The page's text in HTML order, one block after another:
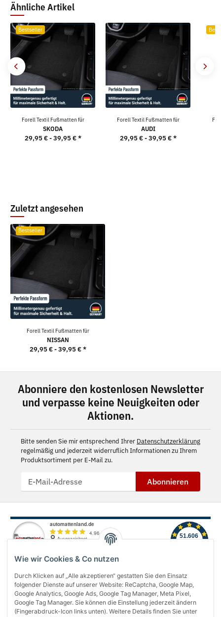
Wie wir Cookies & Co nutzen
Durch Klicken auf „Alle akzeptieren“ gestatten Sie den Einsatz
folgender Dienste auf unserer Website: ReCaptcha, Google Map,
Google Analytics, Google Ads, Google Tag Manager, Meta Pixel,
Google Tag Manager. Sie können die Einstellung jederzeit ändern
(Fingerabdruck-Icon links unten). Weitere Details finden Sie unter
Ähnliche Artikel
Bestseller
Forell Textil Fußmatten für
SKODA
29,95 € -39,95 €*
Forell Textil Fußmatten für
AUDI
29,95 € -39,95 €*
Zuletzt angesehen
Bestseller
Forell Textil Fußmatten für
NISSAN
29,95 € -39,95 €*
Abonniere den kostenlosen Newsletter
und verpasse keine Neuigkeiten oder
Aktionen.
Bitte senden Sie mir entsprechend Ihrer Datenschutzerklärung
regelmäßig und jederzeit widerruflich Informationen zu Ihrem
Produktsortiment per E-Mail zu.
Abonnieren
Über uns
Informationen